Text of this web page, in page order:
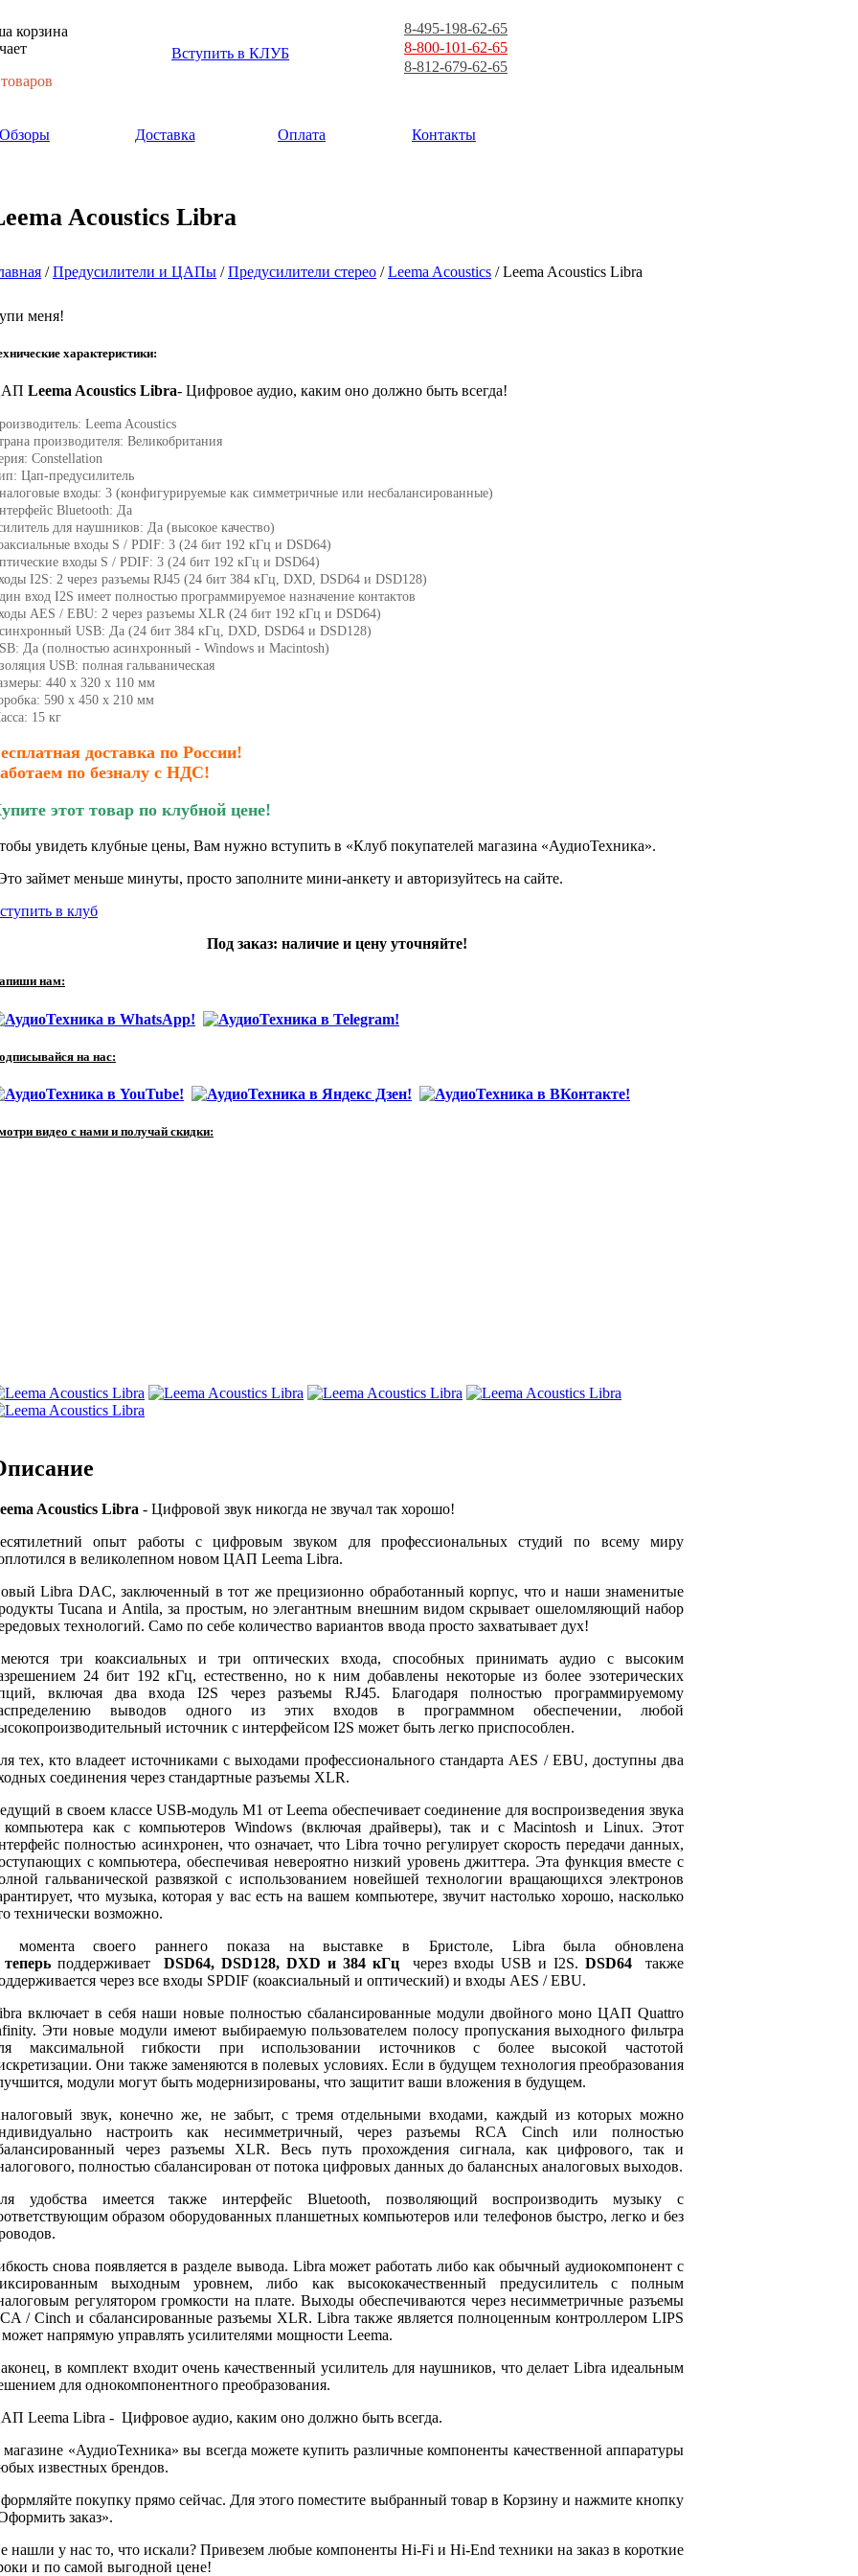
корзина
Вступить в КЛУБ
8-495-198-62-65
8-800-101-62-65
8-812-679-62-65
Обзоры Доставка Оплата Контакты
Acoustics Libra
/Предусилители и ЦАПы /Предусилители стерео /Leema Acoustics / Leema Acoustics Libra
меня!
характеристики:
Leema Acoustics Libra- Цифровое аудио, каким оно должно быть всегда!
Leema Acoustics
производителя: Великобритания
Constellation
Цап-предусилитель
входы: 3 (конфигурируемые как симметричные или несбалансированные)
Bluetooth: Да
для наушников: Да (высокое качество)
входы S / PDIF: 3 (24 бит 192 кГц и DSD64)
входы S / PDIF: 3 (24 бит 192 кГц и DSD64)
I2S: 2 через разъемы RJ45 (24 бит 384 кГц, DXD, DSD64 и DSD128)
вход I2S имеет полностью программируемое назначение контактов
AES / EBU: 2 через разъемы XLR (24 бит 192 кГц и DSD64)
USB: Да (24 бит 384 кГц, DXD, DSD64 и DSD128)
Да (полностью асинхронный - Windows и Macintosh)
USB: полная гальваническая
440 х 320 х 110 мм
590 х 450 х 210 мм
15 кг
доставка по России!
по безналу с НДС!
этот товар по клубной цене!
увидеть клубные цены, Вам нужно вступить в «Клуб покупателей магазина «АудиоТехника».
займет меньше минуты, просто заполните мини-анкету и авторизуйтесь на сайте.
в клуб
Под заказ: наличие и цену уточняйте!
нам:
на нас:
видео с нами и получай скидки:
Acoustics Libra - Цифровой звук никогда не звучал так хорошо!
опыт работы с цифровым звуком для профессиональных студий по всему миру
в великолепном новом ЦАП Leema Libra.
Libra DAC, заключенный в тот же прецизионно обработанный корпус, что и наши знаменитые
Tucana и Antila, за простым, но элегантным внешним видом скрывает ошеломляющий набор
технологий. Само по себе количество вариантов ввода просто захватывает дух!
три коаксиальных и три оптических входа, способных принимать аудио с высоким
24 бит 192 кГц, естественно, но к ним добавлены некоторые из более эзотерических
включая два входа I2S через разъемы RJ45.Благодаря полностью программируемому
выводов одного из этих входов в программном обеспечении, любой
источник с интерфейсом I2S может быть легко приспособлен.
тех, кто владеет источниками с выходами профессионального стандарта AES / EBU, доступны два
соединения через стандартные разъемы XLR.
в своем классе USB-модуль M1 от Leema обеспечивает соединение для воспроизведения звука
как с компьютеров Windows (включая драйверы), так и с Macintosh и Linux. Этот
полностью асинхронен, что означает, что Libra точно регулирует скорость передачи данных,
с компьютера, обеспечивая невероятно низкий уровень джиттера.Эта функция вместе с
гальванической развязкой с использованием новейшей технологии вращающихся электронов
что музыка, которая у вас есть на вашем компьютере, звучит настолько хорошо, насколько
технически возможно.
момента своего раннего показа на выставке в Бристоле, Libra была обновлена
теперь поддерживает DSD64, DSD128, DXD и 384 кГц через входы USB и I2S. DSD64
также
через все входы SPDIF (коаксиальный и оптический) и входы AES / EBU.
включает в себя наши новые полностью сбалансированные модули двойного моно ЦАП Quattro
Эти новые модули имеют выбираемую пользователем полосу пропускания выходного фильтра
максимальной гибкости при использовании источников с более высокой частотой
Они также заменяются в полевых условиях. Если в будущем технология преобразования
модули могут быть модернизированы, что защитит ваши вложения в будущем.
звук, конечно же, не забыт, с тремя отдельными входами, каждый из которых можно
настроить как несимметричный, через разъемы RCA Cinch или полностью
через разъемы XLR.Весь путь прохождения сигнала, как цифрового, так и
полностью сбалансирован от потока цифровых данных до балансных аналоговых выходов.
удобства имеется также интерфейс Bluetooth, позволяющий воспроизводить музыку с
образом оборудованных планшетных компьютеров или телефонов быстро, легко и без
снова появляется в разделе вывода. Libra может работать либо как обычный аудиокомпонент с
выходным уровнем, либо как высококачественный предусилитель с полным
регулятором громкости на плате. Выходы обеспечиваются через несимметричные разъемы
/ Cinch и сбалансированные разъемы XLR. Libra также является полноценным контроллером LIPS
напрямую управлять усилителями мощности Leema.
в комплект входит очень качественный усилитель для наушников, что делает Libra идеальным
для однокомпонентного преобразования.
Leema Libra - Цифровое аудио, каким оно должно быть всегда.
«АудиоТехника» вы всегда можете купить различные компоненты качественной аппаратуры
известных брендов.
покупку прямо сейчас. Для этого поместите выбранный товар в Корзину и нажмите кнопку
заказ».
нашли у нас то, что искали? Привезем любые компоненты Hi-Fi и Hi-End техники на заказ в короткие
и по самой выгодной цене!